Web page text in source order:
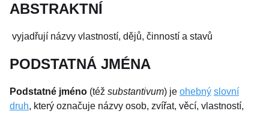
ABSTRAKTNÍ
vyjadřují názvy vlastností, dějů, činností a stavů
PODSTATNÁ JMÉNA
Podstatné jméno (též substantivum) je ohebný slovní
druh, který označuje názvy osob, zvířat, věcí, vlastností,